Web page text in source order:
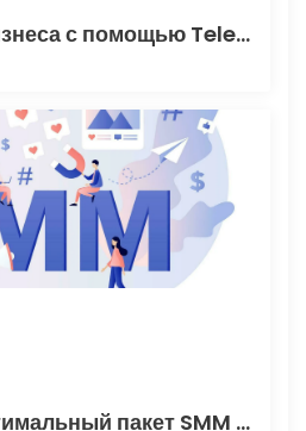
Оптимизация бизнеса с помощью Telegram
Как выбрать оптимальный пакет SMM для бизнеса